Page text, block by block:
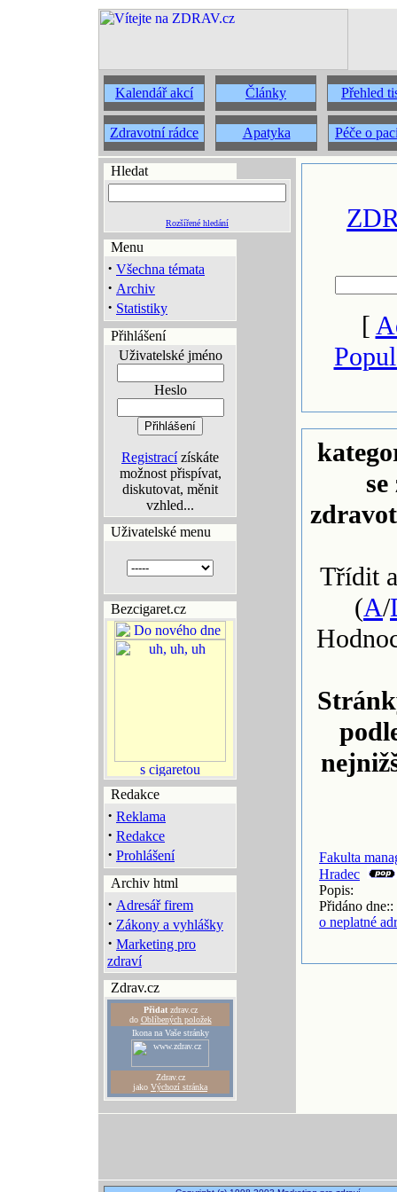
Kalendář akcí Články Přehled
Zdravotní rádce Apatyka Péče o
Hledat
Rozšířené hledání
Menu
· Všechna témata
· Archiv
· Statistiky
Přihlášení
Uživatelské jméno
Heslo
Registracízískáte
možnost přispívat,
diskutovat, měnit
vzhled...
Uživatelské menu
Bezcigaret.cz
Redakce
· Reklama
· Redakce
· Prohlášení
Archiv html
· Adresář firem
· Zákony a vyhlášky
· Marketing pro
zdraví
Zdrav.cz
Přidatzdrav.cz
do Oblíbených položek
Ikona na Vaše stránky
Zdrav.cz
jako Výchozí stránka
[
Třídit
(A/
Fakulta
Hradec
Popis:
Přidáno
o neplatné